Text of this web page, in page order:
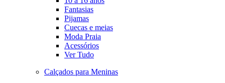
Fantasias
Pijamas
Cuecas e meias
Moda Praia
Acessórios
Ver Tudo
Calçados para Meninas